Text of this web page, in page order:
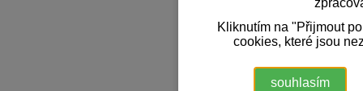
Kliknutím na "Přijmout
cookies, které jsou
souhlasím